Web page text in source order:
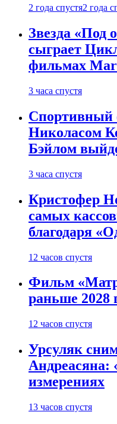
2 года спустя2 года
Звезда «Под
сыграет
фильмах
3 часа спустя
Спортивный
Николасом
Бэйлом
3 часа спустя
Кристофер
самых
благодаря
12 часов спустя
Фильм
раньше 2028
12 часов спустя
Урсуляк
Андреасяна:
измерениях
13 часов спустя